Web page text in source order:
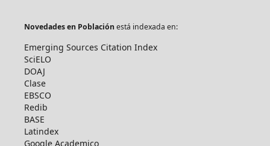
Novedades en Poblaciónestá indexada en:
Emerging Sources Citation Index
SciELO
DOAJ
Clase
EBSCO
Redib
BASE
Latindex
Google Academico